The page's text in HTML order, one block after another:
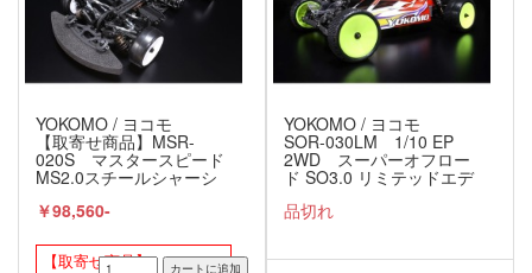
YOKOMO / ヨコモ
【取寄せ商品】MSR-
020S マスタースピード
MS2.0スチールシャーシ
￥98,560-
【取寄せ商品】
YOKOMO / ヨコモ
SOR-030LM 1/10 EP
2WD スーパーオフロー
ド SO3.0 リミテッドエデ
ィション 組立キット
品切れ